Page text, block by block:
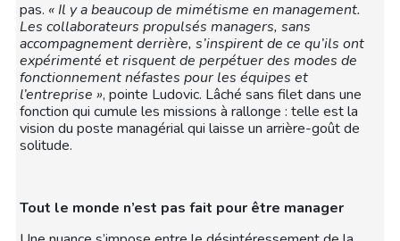
pas. « Il y a beaucoup de mimétisme en management.
Les collaborateurs propulsés managers, sans
accompagnement derrière, s’inspirent de ce qu’ils ont
expérimenté et risquent de perpétuer des modes de
fonctionnement néfastes pour les équipes et
l’entreprise », pointe Ludovic. Lâché sans filet dans une
fonction qui cumule les missions à rallonge : telle est la
vision du poste managérial qui laisse un arrière-goût de
solitude.
Tout le monde n’est pas fait pour être manager